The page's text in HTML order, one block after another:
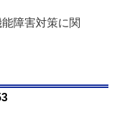
障害対策に関